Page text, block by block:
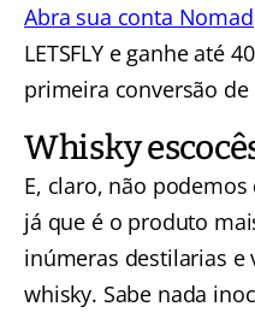
Abra sua conta Nomad
LETSFLY e ganhe até
primeira conversão
Whisky
E, claro, não
já que é o produto
inúmeras destilarias e
whisky. Sabe nada